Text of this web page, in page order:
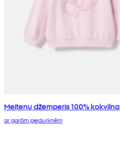
Meiteņu džemperis 100% kokvilna
ar garām piedurknēm